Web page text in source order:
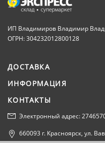
ИП Владимиров Владимир
ОГРН: 304232012800128
ДОСТАВКА
ИНФОРМАЦИЯ
КОНТАКТЫ
Электронный адрес:
660093 г. Красноярск, ул.